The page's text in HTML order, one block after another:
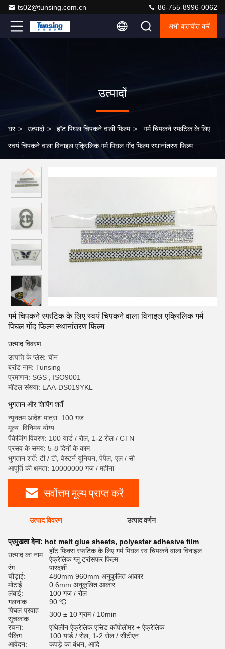
ts02@tunsing.com.cn 86-755-8996-0062
अभी बातचीत करें
उत्पादों
घर > उत्पादों > हॉट पिघल चिपकने वाली फिल्म > गर्म चिपकने स्फटिक के लिए
स्वयं चिपकने वाला विनाइल एक्रिलिक गर्म पिघल गोंद फिल्म स्थानांतरण फिल्म
गर्म चिपकने स्फटिक के लिए स्वयं चिपकने वाला विनाइल एक्रिलिक गर्म
पिघल गोंद फिल्म स्थानांतरण फिल्म
उत्पाद विवरण
उत्पत्ति के प्लेस: चीन
ब्रांड नाम: Tunsing
प्रमाणन: SGS , ISO9001
मॉडल संख्या: EAA-DS019YKL
भुगतान और शिपिंग शर्तें
न्यूनतम आदेश मात्रा: 100 गज
मूल्य: विनिमय योग्य
पैकेजिंग विवरण: 100 यार्ड / रोल, 1-2 रोल / CTN
प्रसव के समय: 5-8 दिनों के काम
भुगतान शर्तें: टी / टी, वेस्टर्न यूनियन, पेपैल, एल / सी
आपूर्ति की क्षमता: 10000000 गज / महीना
सर्वोत्तम मूल्य प्राप्त करें
उत्पाद विवरण उत्पाद वर्णन
प्रमुखता देना: hot melt glue sheets, polyester adhesive film
उत्पाद का नाम:
हॉट फिक्स स्फटिक के लिए गर्म पिघल स्व चिपकने वाला विनाइल
ऐक्रेलिक ग्लू ट्रांसफर फिल्म
रंग:
पारदर्शी
चौड़ाई:
480mm 960mm अनुकूलित आकार
मोटाई:
0.6mm अनुकूलित आकार
लंबाई:
100 गज / रोल
गलनांक:
90 ℃
पिघल प्रवाह
सूचकांक:
300 ± 10 ग्राम / 10min
रचना:
एथिलीन ऐक्रेलिक एसिड कॉपोलीमर + ऐक्रेलिक
पैकिंग:
100 यार्ड / रोल, 1-2 रोल / सीटीएन
आवेदन:
कपड़े का बंधन, आदि